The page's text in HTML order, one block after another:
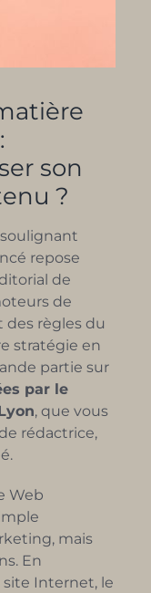
son
?
repose
de
de
des règles du
stratégie en
partie sur
par le
, que vous
rédactrice,
Web
mais
En
Internet, le